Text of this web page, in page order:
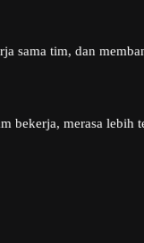
sama tim, dan
bekerja, merasa